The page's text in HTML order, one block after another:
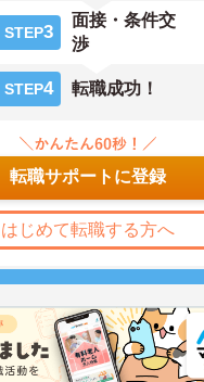
STEP3
面接・条件交
渉
STEP4 転職成功！
転職サポートに登録
はじめて転職する方へ